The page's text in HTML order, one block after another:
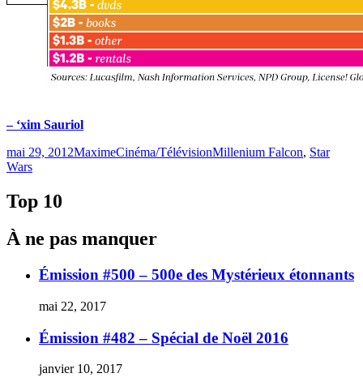
– ‘xim Sauriol
Publié
le
mai 29, 2012MaximeCatégories
Cinéma/TélévisionÉtiquettes
Millenium Falcon, Star
Wars
Top 10
À ne pas manquer
Émission #500 – 500e des Mystérieux étonnants
mai 22, 2017
Émission #482 – Spécial de Noël 2016
janvier 10, 2017